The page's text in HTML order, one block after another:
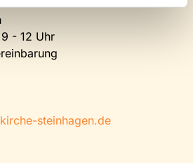
- 12 Uhr
steinhagen.de